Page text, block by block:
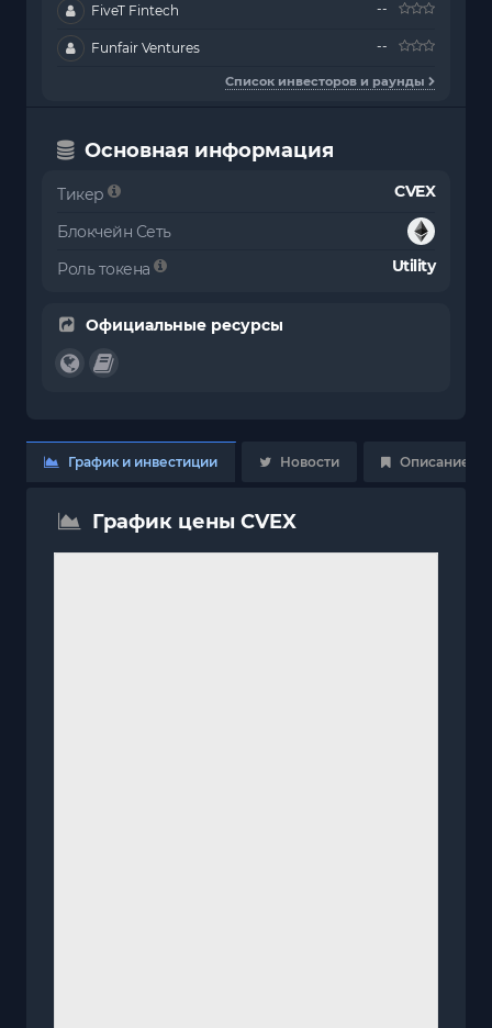
FiveT Fintech --
Funfair Ventures --
Список инвесторов и раунды
Основная информация
Тикер CVEX
Блокчейн Сеть
Роль токена
Utility
Официальные ресурсы
График и инвестиции Новости Описание
График цены CVEX